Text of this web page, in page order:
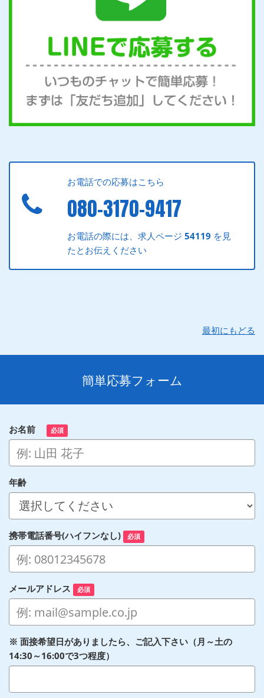
お電話での応募はこちら
080-3170-9417
お電話の際には、求人ページ54119 を見
たとお伝えください
最初にもどる
簡単応募フォーム
お名前 必須
年齢
携帯電話番号(ハイフンなし) 必須
メールアドレス 必須
※ 面接希望日がありましたら、ご記入下さい（月～土の
14:30～16:00で3つ程度）